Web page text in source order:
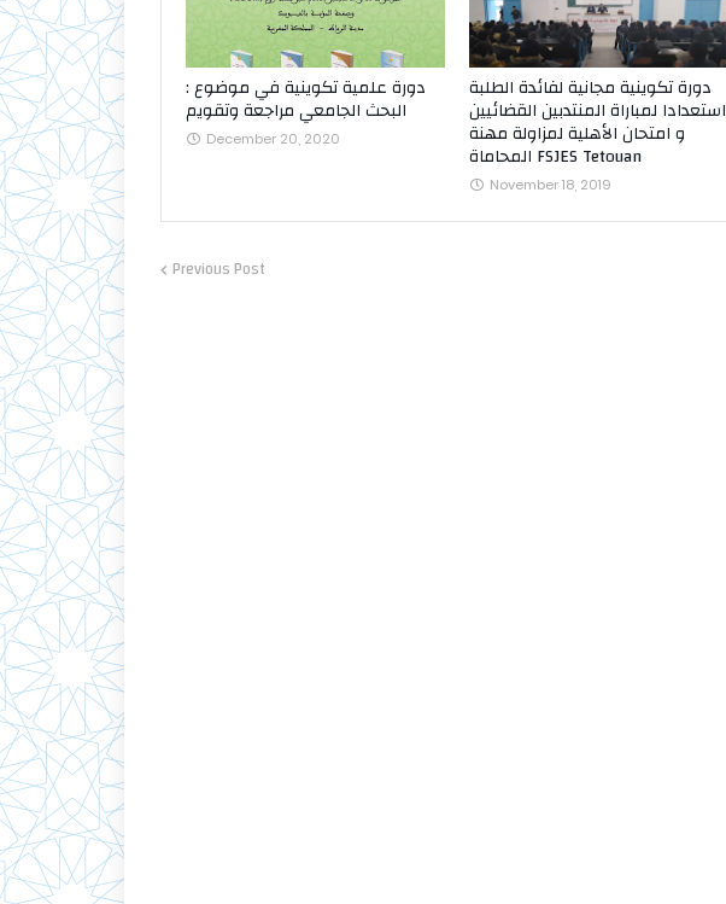
دورة علمية تكوينية في موضوع :
البحث الجامعي مراجعة وتقويم
December 20, 2020
دورة تكوينية مجانية لفائدة الطلبة
استعدادا لمباراة المنتدبين القضائيين
و امتحان الأهلية لمزاولة مهنة
المحاماة FSJES Tetouan
November 18, 2019
Previous Post